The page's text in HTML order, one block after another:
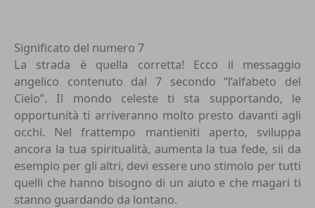
Significato del numero 7
La strada è quella corretta! Ecco il messaggio
angelico contenuto dal 7 secondo “l’alfabeto del
Cielo”. Il mondo celeste ti sta supportando, le
opportunità ti arriveranno molto presto davanti agli
occhi. Nel frattempo mantieniti aperto, sviluppa
ancora la tua spiritualità, aumenta la tua fede, sii da
esempio per gli altri, devi essere uno stimolo per tutti
quelli che hanno bisogno di un aiuto e che magari ti
stanno guardando da lontano.